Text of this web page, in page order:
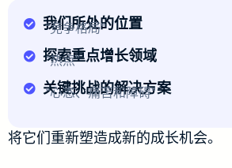
我们所处的位置
“竞争格局”
探索重点增长领域
“热点”
关键挑战的解决方案
“心态、痛苦和障碍”
将它们重新塑造成新的成长机会。